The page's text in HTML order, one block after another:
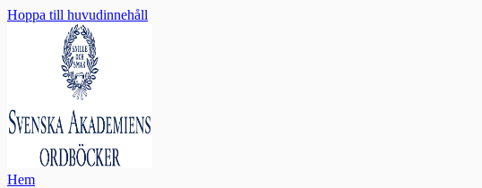
Hoppa till huvudinnehåll
Hem